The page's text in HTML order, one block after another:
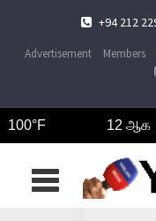
+94 212
Advertisement Members
12 ஆக
Toggle
navigation